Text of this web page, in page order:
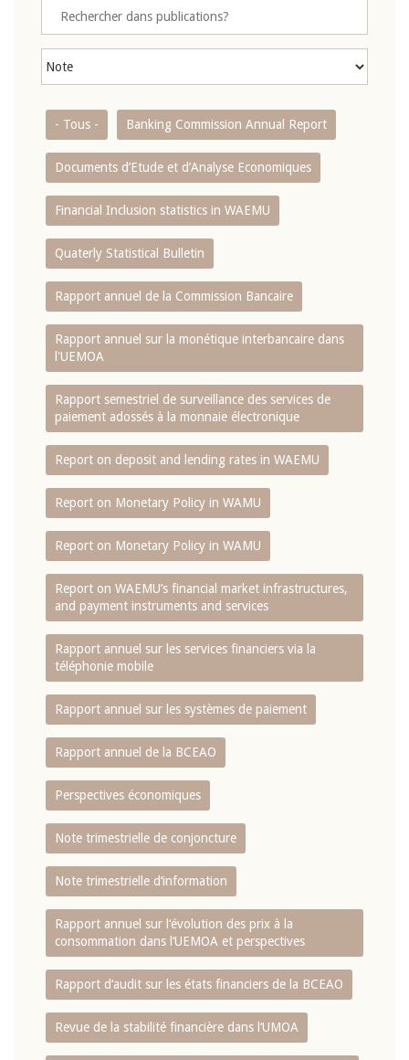
- Tous - Banking Commission Annual Report
Documents d’Etude et d’Analyse Economiques
Financial Inclusion statistics in WAEMU
Quaterly Statistical Bulletin
Rapport annuel de la Commission Bancaire
Rapport annuel sur la monétique interbancaire dans
l'UEMOA
Rapport semestriel de surveillance des services de
paiement adossés à la monnaie électronique
Report on deposit and lending rates in WAEMU
Report on Monetary Policy in WAMU
Report on Monetary Policy in WAMU
Report on WAEMU’s financial market infrastructures,
and payment instruments and services
Rapport annuel sur les services financiers via la
téléphonie mobile
Rapport annuel sur les systèmes de paiement
Rapport annuel de la BCEAO
Perspectives économiques
Note trimestrielle de conjoncture
Note trimestrielle d‘information
Rapport annuel sur l‘évolution des prix à la
consommation dans l‘UEMOA et perspectives
Rapport d‘audit sur les états financiers de la BCEAO
Revue de la stabilité financière dans l‘UMOA